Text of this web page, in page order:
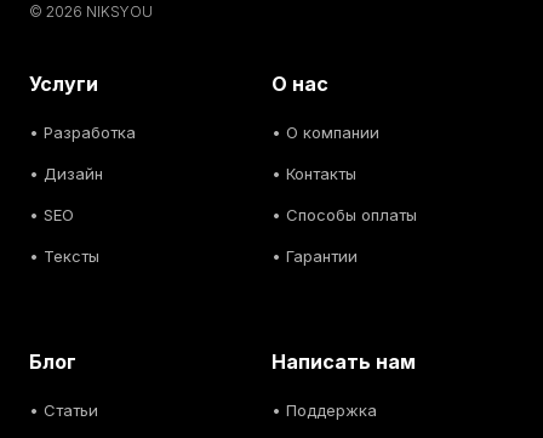
© 2026 NIKSYOU
Услуги
• Разработка
• Дизайн
• SEO
• Тексты
О нас
• О компании
• Контакты
• Способы оплаты
• Гарантии
Блог
• Статьи
Написать нам
• Поддержка